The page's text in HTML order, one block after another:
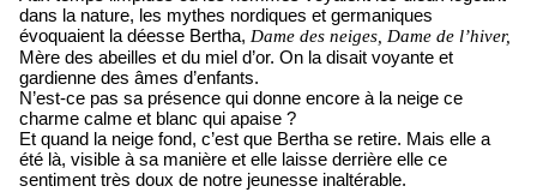
dans la nature, les mythes nordiques et germaniques
évoquaient la déesse Bertha, Dame des neiges, Dame de l’hiver,
Mère des abeilles et du miel d’or. On la disait voyante et
gardienne des âmes d’enfants.
N’est-ce pas sa présence qui donne encore à la neige ce
charme calme et blanc qui apaise ?
Et quand la neige fond, c’est que Bertha se retire. Mais elle a
été là, visible à sa manière et elle laisse derrière elle ce
sentiment très doux de notre jeunesse inaltérable.